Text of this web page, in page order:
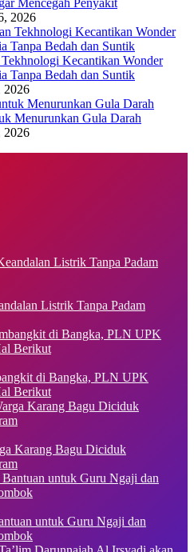
2026
Kecantikan Wonder
Tanpa Bedah dan Suntik
2026
Menurunkan Gula Darah
2026
Listrik Tanpa Padam
di Bangka, PLN UPK
Berikut
Karang Bagu Diciduk
untuk Guru Ngaji dan